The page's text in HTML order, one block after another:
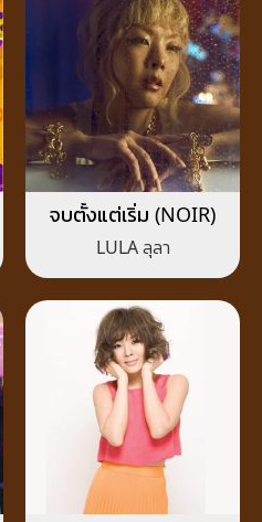
จบตั้งแต่เริ่ม (NOIR)
LULA ลุลา